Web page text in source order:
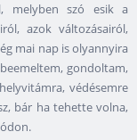
melyben szó esik a
azok változásairól,
mai nap is olyannyira
gondoltam,
védésemre
bár ha tehette volna,